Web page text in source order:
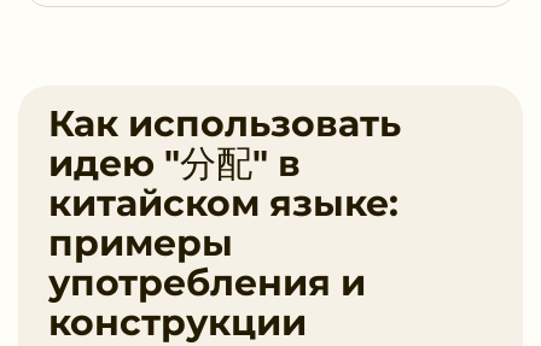
Как использовать
идею "分配" в
китайском языке:
примеры
употребления и
конструкции